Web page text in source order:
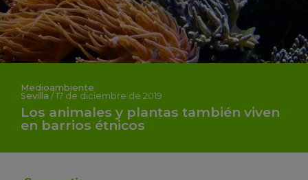
Medioambiente
Sevilla /17 de diciembre de 2019
Los animales y plantas también viven
en barrios étnicos